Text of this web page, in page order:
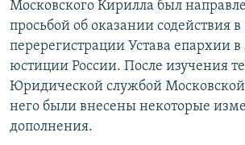
Московского Кирилла был
просьбой об оказании содействия в
перерегистрации Устава епархии
юстиции России. После изучения
Юридической службой
него были внесены некоторые
дополнения.